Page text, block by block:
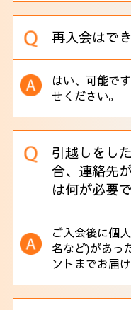
再入会はで
はい、可能で
せください。
引越しをし
合、連絡先
は何が必要
ご入会後に個
名など)があっ
ントまでお届